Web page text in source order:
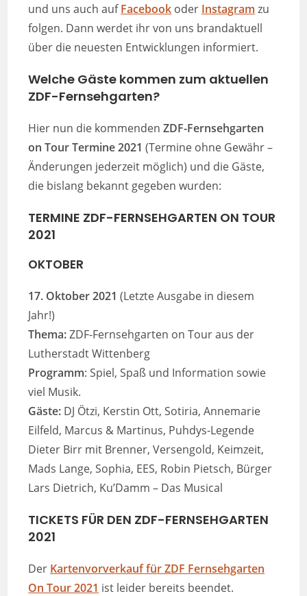
und uns auch aufFacebook oder Instagram zu
folgen. Dann werdet ihr von uns brandaktuell
über die neuesten Entwicklungen informiert.
Welche Gäste kommen zum aktuellen
ZDF-Fernsehgarten?
Hier nun die kommendenZDF-Fernsehgarten
on Tour Termine 2021 (Termine ohne Gewähr –
Änderungen jederzeit möglich) und die Gäste,
die bislang bekannt gegeben wurden:
TERMINE ZDF-FERNSEHGARTEN ON TOUR
2021
OKTOBER
17. Oktober 2021 (Letzte Ausgabe in diesem
Jahr!)
Thema:ZDF-Fernsehgarten on Tour aus der
Lutherstadt Wittenberg
Programm: Spiel, Spaß und Information sowie
viel Musik.
Gäste: DJ Ötzi, Kerstin Ott, Sotiria, Annemarie
Eilfeld, Marcus & Martinus, Puhdys-Legende
Dieter Birr mit Brenner, Versengold, Keimzeit,
Mads Lange, Sophia, EES, Robin Pietsch, Bürger
Lars Dietrich, Ku’Damm – Das Musical
TICKETS FÜR DEN ZDF-FERNSEHGARTEN
2021
Der Kartenvorverkauf für ZDF Fernsehgarten
On Tour 2021 ist leider bereits beendet.